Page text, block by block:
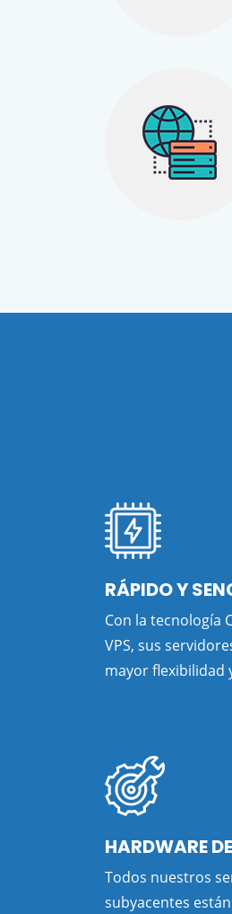
RÁPIDO Y
Con la tecnología
VPS, sus
mayor flexibilidad
HARDWARE
Todos nuestros
subyacentes